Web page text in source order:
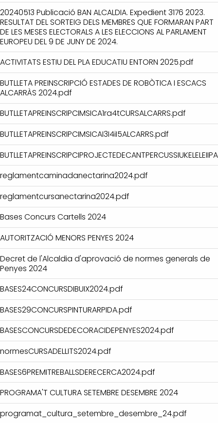
20240513 Publicació BAN ALCALDIA. Expedient 3176 2023.
RESULTAT DEL SORTEIG DELS MEMBRES QUE FORMARAN PART
DE LES MESES ELECTORALS A LES ELECCIONS AL PARLAMENT
EUROPEU DEL 9 DE JUNY DE 2024.
ACTIVITATS ESTIU DEL PLA EDUCATIU ENTORN 2025.pdf
BUTLLETA PREINSCRIPCIÓ ESTADES DE ROBÒTICA I ESCACS
ALCARRÀS 2024.pdf
BUTLLETAPREINSCRIPCIMSICA1ra4tCURSALCARRS.pdf
BUTLLETAPREINSCRIPCIMSICAI3I4iI5ALCARRS.pdf
reglamentcaminadanectarina2024.pdf
reglamentcursanectarina2024.pdf
Bases Concurs Cartells 2024
AUTORITZACIÓ MENORS PENYES 2024
Decret de l'Alcaldia d'aprovació de normes generals de
Penyes 2024
BASES24CONCURSDIBUIX2024.pdf
BASES29CONCURSPINTURARPIDA.pdf
BASESCONCURSDEDECORACIDEPENYES2024.pdf
normesCURSADELLITS2024.pdf
BASES6PREMITREBALLSDERECERCA2024.pdf
PROGRAMA'T CULTURA SETEMBRE DESEMBRE 2024
programat_cultura_setembre_desembre_24.pdf